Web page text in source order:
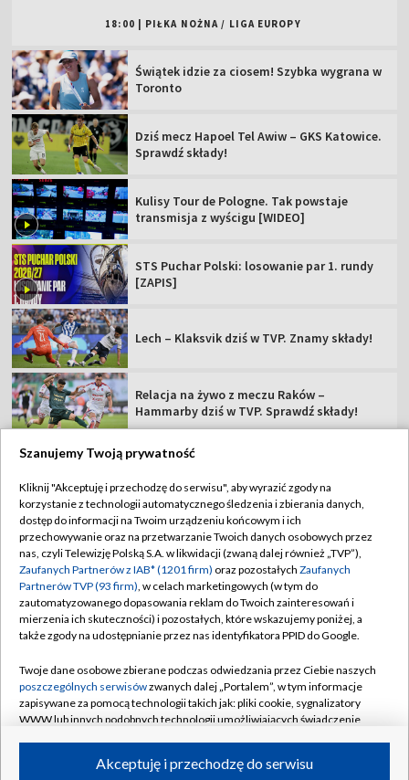
18:00 | PIŁKA NOŻNA / LIGA EUROPY
Świątek idzie za ciosem! Szybka wygrana w
Toronto
Dziś mecz Hapoel Tel Awiw – GKS Katowice.
Sprawdź składy!
Kulisy Tour de Pologne. Tak powstaje
transmisja z wyścigu [WIDEO]
STS Puchar Polski: losowanie par 1. rundy
[ZAPIS]
Lech – Klaksvik dziś w TVP. Znamy składy!
Relacja na żywo z meczu Raków –
Hammarby dziś w TVP. Sprawdź składy!
TVP
Abonament TVP
Sklep TVP
Biuro Reklamy
Oferta Handlowa
Emisja w TVP
Rada Programowa
Ogłoszenia przetargowe
Akademia Telewizyjna
Regulamin TVP
Polityka prywatności
Moje zgody
Biuro reklamy
Kanały
©2026 Telewizja Polska Spółka Akcyjna w likwidacji
Szanujemy Twoją prywatność
Kliknij "Akceptuję i przechodzę do serwisu", aby wyrazić zgody na
korzystanie z technologii automatycznego śledzenia i zbierania danych,
dostęp do informacji na Twoim urządzeniu końcowym i ich
przechowywanie oraz na przetwarzanie Twoich danych osobowych przez
nas, czyli Telewizję Polską S.A. w likwidacji (zwaną dalej również „TVP”),
Zaufanych Partnerów z IAB* (1201 firm) oraz pozostałych Zaufanych
Partnerów TVP (93 firm), w celach marketingowych (w tym do
zautomatyzowanego dopasowania reklam do Twoich zainteresowań i
mierzenia ich skuteczności) i pozostałych, które wskazujemy poniżej, a
także zgody na udostępnianie przez nas identyfikatora PPID do Google.
Twoje dane osobowe zbierane podczas odwiedzania przez Ciebie naszych
poszczególnych serwisówzwanych dalej „Portalem”, w tym informacje
zapisywane za pomocą technologii takich jak: pliki cookie, sygnalizatory
WWW lub innych podobnych technologii umożliwiających świadczenie
ruchu w Internecie.Akceptuję i przechodzę do serwisu